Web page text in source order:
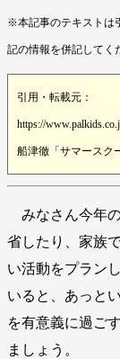
※本記事のテキストは
記の情報を併記してく
引用・転載元：
https://
船津徹「サマースク
みなさん今年
省したり、家族
い活動をプラン
いると、あっと
を有意義に過ご
ましょう。